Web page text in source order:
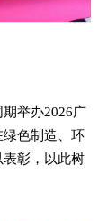
举办2026广
色制造、环
彰，以此树